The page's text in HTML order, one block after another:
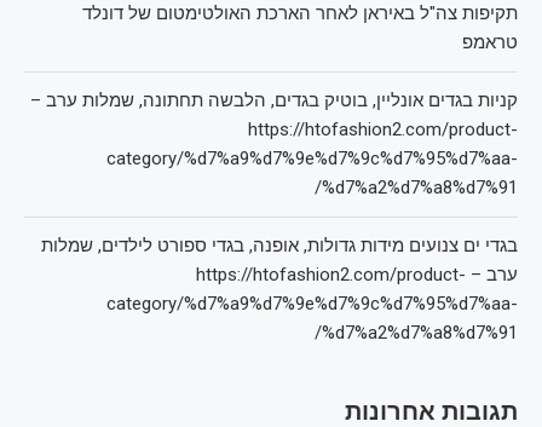
תקיפות צה"ל באיראן לאחר הארכת האולטימטום של דונלד
טראמפ
קניות בגדים אונליין, בוטיק בגדים, הלבשה תחתונה, שמלות ערב –
https://htofashion2.com/product-
category/%d7%a9%d7%9e%d7%9c%d7%95%d7%aa-
%d7%a2%d7%a8%d7%91/
בגדי ים צנועים מידות גדולות, אופנה, בגדי ספורט לילדים, שמלות
ערב – https://htofashion2.com/product-
category/%d7%a9%d7%9e%d7%9c%d7%95%d7%aa-
%d7%a2%d7%a8%d7%91/
תגובות אחרונות